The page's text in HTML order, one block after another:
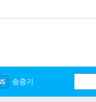
송중기